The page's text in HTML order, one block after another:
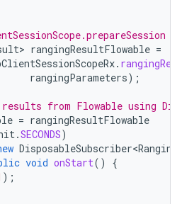
rangingResultFlowable =
.
rangingParameters);
results from Flowable using
= rangingResultFlowable
.SECONDS)
void onStart()
{
);